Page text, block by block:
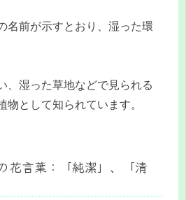
名前が示すとおり、湿った環
、湿った草地などで見られる
物として知られています。
花言葉：「純潔」、「清